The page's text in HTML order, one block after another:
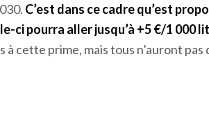
C’est dans ce cadre qu’est
ci pourra aller jusqu’à +5 €/1 000
cette prime, mais tous n’auront pas